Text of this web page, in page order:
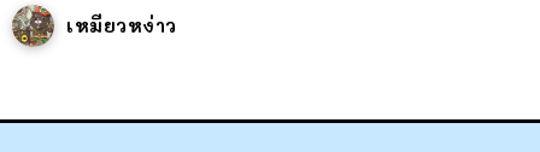
เหมียวหง่าว